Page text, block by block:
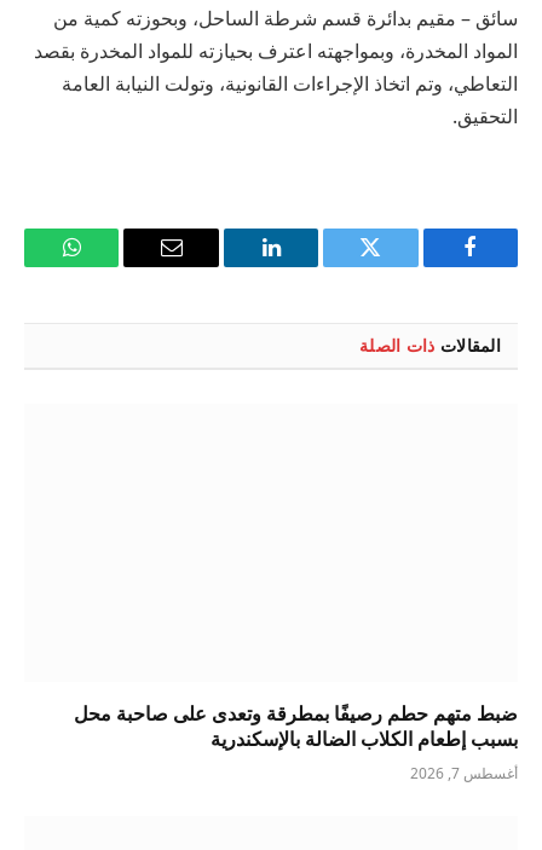
سائق – مقيم بدائرة قسم شرطة الساحل، وبحوزته كمية من
المواد المخدرة، وبمواجهته اعترف بحيازته للمواد المخدرة بقصد
التعاطي، وتم اتخاذ الإجراءات القانونية، وتولت النيابة العامة
التحقيق.
فيسبوك تويتر لينكدإن
البريد
واتساب
المقالات ذات الصلة
ضبط متهم حطم رصيفًا بمطرقة وتعدى على صاحبة محل
بسبب إطعام الكلاب الضالة بالإسكندرية
أغسطس 7, 2026